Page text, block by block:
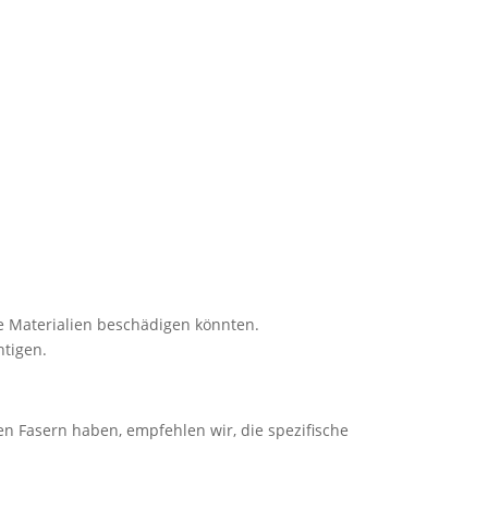
Materialien beschädigen könnten.
Fasern haben, empfehlen wir, die spezifische